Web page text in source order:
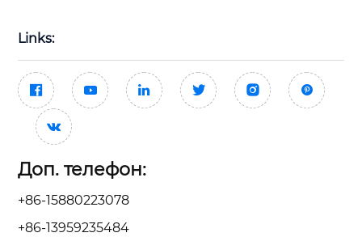
Links:
     

Доп. телефон:
+86-15880223078
+86-13959235484